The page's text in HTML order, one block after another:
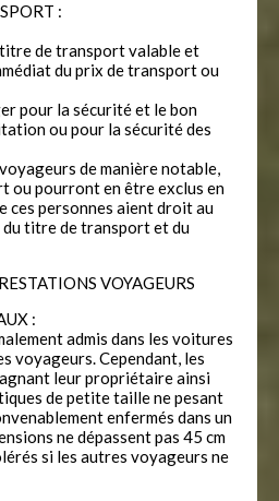
:
de transport valable et
du prix de transport ou
pour la sécurité et le bon
ou pour la sécurité des
de manière notable,
ou pourront en être exclus en
ces personnes aient droit au
titre de transport et du
VOYAGEURS
:
admis dans les voitures
voyageurs. Cependant, les
leur propriétaire ainsi
de petite taille ne pesant
enfermés dans un
ne dépassent pas 45 cm
si les autres voyageurs ne